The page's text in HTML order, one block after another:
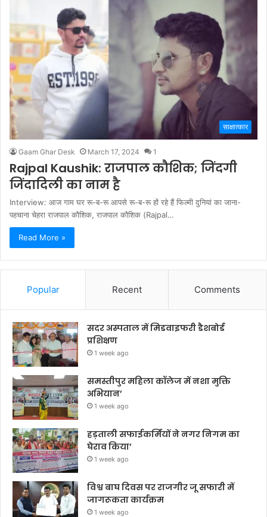
साक्षात्कार
Gaam Ghar Desk March 17, 2024 1
Rajpal Kaushik: राजपाल कौशिक; जिंदगी
जिंदादिली का नाम है
Interview: आज गाम घर रू-ब-रू आपसे रू-ब-रू हों रहे हैं फिल्मी दुनियां का जाना-
पहचाना चेहरा राजपाल कौशिक, राजपाल कौशिक (Rajpal…
Read More »
Popular Recent Comments
सदर अस्पताल में मिडवाइफरी डैशबोर्ड
प्रशिक्षण
1 week ago
समस्तीपुर महिला कॉलेज में नशा मुक्ति
अभियान’
1 week ago
हड़ताली सफाईकर्मियों ने नगर निगम का
घेराव किया’
1 week ago
विश्व बाघ दिवस पर राजगीर जू सफारी में
जागरूकता कार्यक्रम
1 week ago